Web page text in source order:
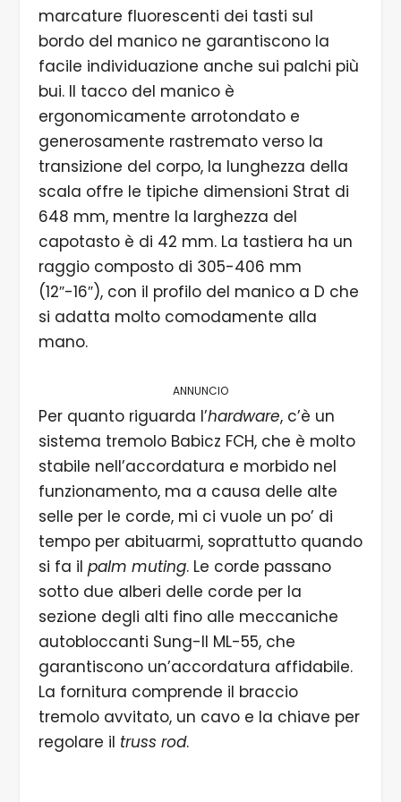
marcature fluorescenti dei tasti sul
bordo del manico ne garantiscono la
facile individuazione anche sui palchi più
bui. Il tacco del manico è
ergonomicamente arrotondato e
generosamente rastremato verso la
transizione del corpo, la lunghezza della
scala offre le tipiche dimensioni Strat di
648 mm, mentre la larghezza del
capotasto è di 42 mm. La tastiera ha un
raggio composto di 305-406 mm
(12″-16″), con il profilo del manico a D che
si adatta molto comodamente alla
mano.
ANNUNCIO
Per quanto riguarda l’hardware, c’è un
sistema tremolo Babicz FCH, che è molto
stabile nell’accordatura e morbido nel
funzionamento, ma a causa delle alte
selle per le corde, mi ci vuole un po’ di
tempo per abituarmi, soprattutto quando
si fa il palm muting. Le corde passano
sotto due alberi delle corde per la
sezione degli alti fino alle meccaniche
autobloccanti Sung-Il ML-55, che
garantiscono un’accordatura affidabile.
La fornitura comprende il braccio
tremolo avvitato, un cavo e la chiave per
regolare il truss rod.